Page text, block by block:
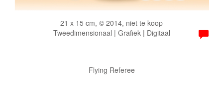
21 x 15 cm, © 2014, niet te koop
Tweedimensionaal | Grafiek | Digitaal
Flying Referee